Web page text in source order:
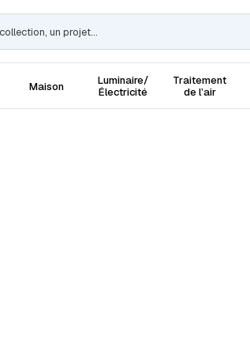
Maison
Luminaire/
Électricité
Traitement
de l’air